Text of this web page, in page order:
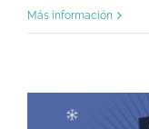
Más información